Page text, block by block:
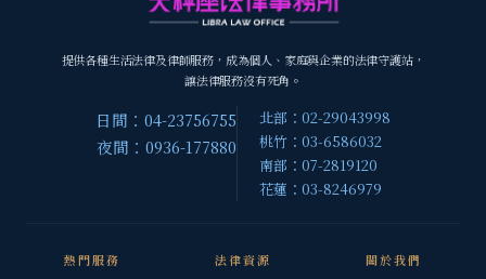
提供各種生活法律及律師服務，成為個人、家庭與企業的法律守護站，
讓法律服務沒有死角。
日間：04-23756755
夜間：0936-177880
北部：02-29043998
桃竹：03-6586032
南部：07-2819120
花蓮：03-8246979
熱門服務 法律資源 關於我們